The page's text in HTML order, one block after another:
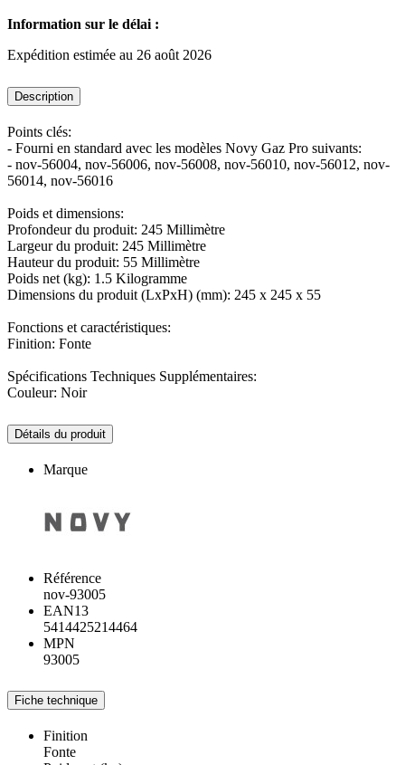
Information sur le délai :
Expédition estimée au 26 août 2026
Description
Points clés:
- Fourni en standard avec les modèles Novy Gaz Pro suivants:
- nov-56004, nov-56006, nov-56008, nov-56010, nov-56012, nov-
56014, nov-56016
Poids et dimensions:
Profondeur du produit: 245 Millimètre
Largeur du produit: 245 Millimètre
Hauteur du produit: 55 Millimètre
Poids net (kg): 1.5 Kilogramme
Dimensions du produit (LxPxH) (mm): 245 x 245 x 55
Fonctions et caractéristiques:
Finition: Fonte
Spécifications Techniques Supplémentaires:
Couleur: Noir
Détails du produit
Marque
Référence
nov-93005
EAN13
5414425214464
MPN
93005
Fiche technique
Finition
Fonte